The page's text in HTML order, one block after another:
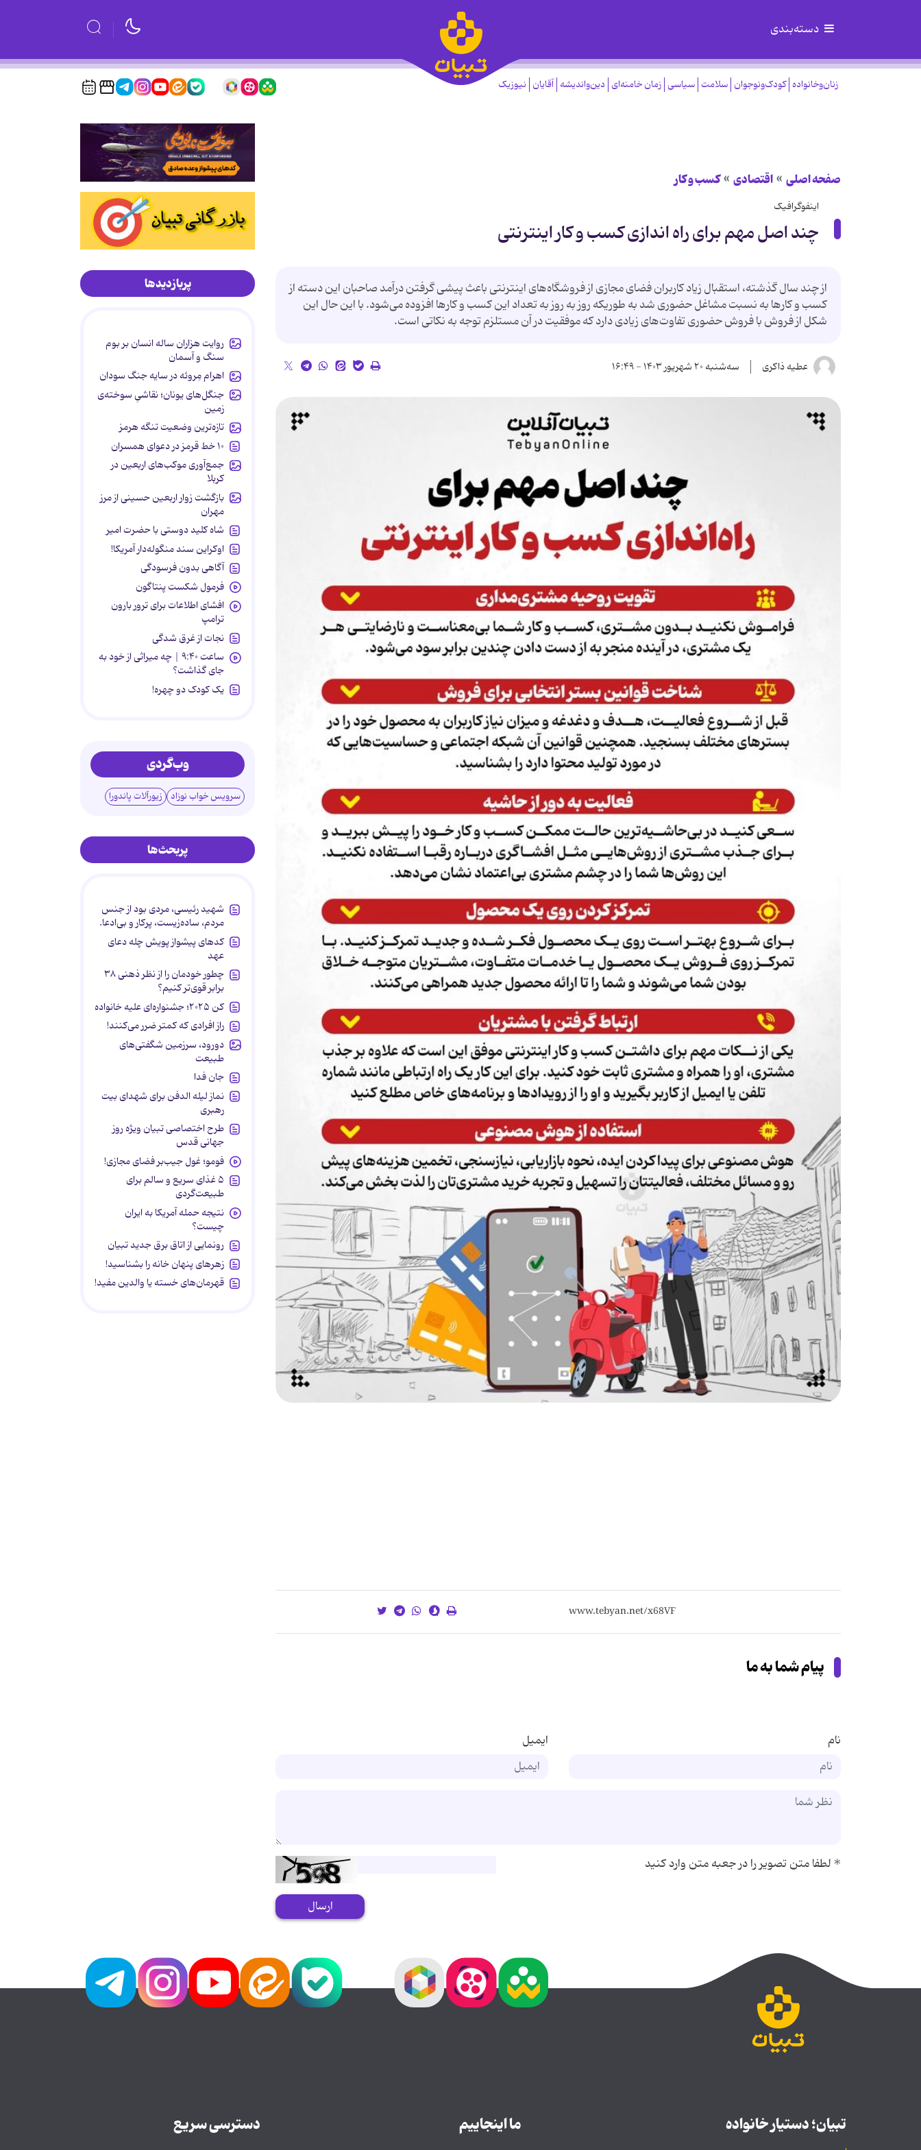
دسته‌بندی
زنان‌وخانواده کودک‌ونوجوان سلامت سیاسی زمان خامنه‌ای دین‌واندیشه آقایان نیوزیک
صفحه اصلی اقتصادی کسب و کار
اینفوگرافیک
چند اصل مهم برای راه اندازی کسب و کار اینترنتی
از چند سال گذشته، استقبال زیاد کاربران فضای مجازی از فروشگاه‌های اینترنتی باعث پیشی گرفتن درآمد صاحبان این دسته از
کسب و کارها به نسبت مشاغل حضوری شد به طوریکه روز به روز به تعداد این کسب و کارها افزوده می‌شود. با این حال این
شکل از فروش با فروش حضوری تفاوت‌های زیادی دارد که موفقیت در آن مستلزم توجه به نکاتی است.
عطیه ذاکری سه‌شنبه ۲۰ شهریور ۱۴۰۳ - ۱۶:۴۹
پیام شما به ما
نام ایمیل
*لطفا متن تصویر را در جعبه متن وارد کنید
ارسال
پربازدیدها
روایت هزاران ساله انسان بر بوم
سنگ و آسمان
اهرام مِروئه در سایه جنگ سودان
جنگل‌های یونان؛ نقاشیِ سوخته‌ی
زمین
تازه‌ترین وضعیت تنگه هرمز
۱۰ خط قرمز در دعوای همسران
جمع‌آوری موکب‌های اربعین در
کربلا
بازگشت زوار اربعین حسینی از مرز
مهران
شاه کلید دوستی با حضرت امیر
اوکراین سند منگوله‌دار آمریکا!
آگاهی بدون فرسودگی
فرمول شکست پنتاگون
افشای اطلاعات برای ترور بارون
ترامپ
نجات از غرق شدگی
ساعت ۹:۴۰ | چه میراثی از خود به
جای گذاشت؟
یک کودک دو چهره!
وب‌گردی
سرویس خواب نوزاد زیورآلات پاندورا
پربحث‌ها
شهید رئیسی، مردی بود از جنس
مردم، ساده‌زیست، پرکار و بی‌ادعا.
کدهای پیشواز پویش چله دعای
عهد
چطور خودمان را از نظر ذهنی ۳۸
برابر قوی‌تر کنیم؟
کن ۲۰۲۵؛ جشنواره‌ای علیه خانواده
راز افرادی که کمتر ضرر می‌کنند!
دورود، سرزمین شگفتی‌های
طبیعت
جان فدا
نماز لیله الدفن برای شهدای بیت
رهبری
طرح اختصاصی تبیان ویژه روز
جهانی قدس
فومو؛ غول جیب‌بر فضای مجازی!
۵ غذای سریع و سالم برای
طبیعت‌گردی
نتیجه حمله آمریکا به ایران
چیست؟
رونمایی از اتاق برق جدید تبیان
زهرهای پنهان خانه را بشناسید!
قهرمان‌های خسته یا والدین مفید!
تبیان؛ دستیار خانواده ما اینجاییم دسترسی سریع